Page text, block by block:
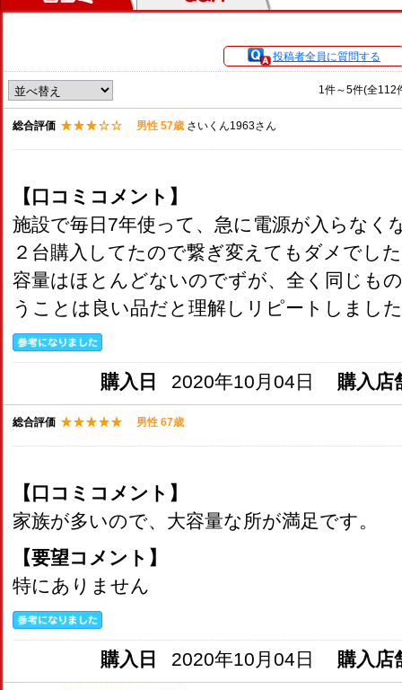
投稿者全員に質問する
1件～5件(全
総合評価 男性 57歳 さいくん1963さん
【口コミコメント】
施設で毎日7年使って、急に電源が入らなく
２台購入してたので繋ぎ変えてもダメでし
容量はほとんどないのでずが、全く同じも
うことは良い品だと理解しリピートしまし
購入日 2020年10月04日 購入店
総合評価 男性 67歳
【口コミコメント】
家族が多いので、大容量な所が満足です。
【要望コメント】
特にありません
購入日 2020年10月04日 購入店